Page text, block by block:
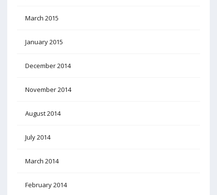
March 2015
January 2015
December 2014
November 2014
August 2014
July 2014
March 2014
February 2014